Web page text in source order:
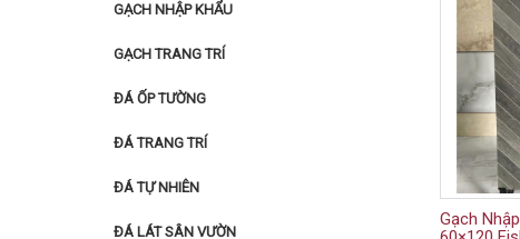
Gạch
GẠCH NHẬP KHẨU
GẠCH TRANG TRÍ
ĐÁ ỐP TƯỜNG
ĐÁ TRANG TRÍ
ĐÁ TỰ NHIÊN
ĐÁ LÁT SÂN VƯỜN